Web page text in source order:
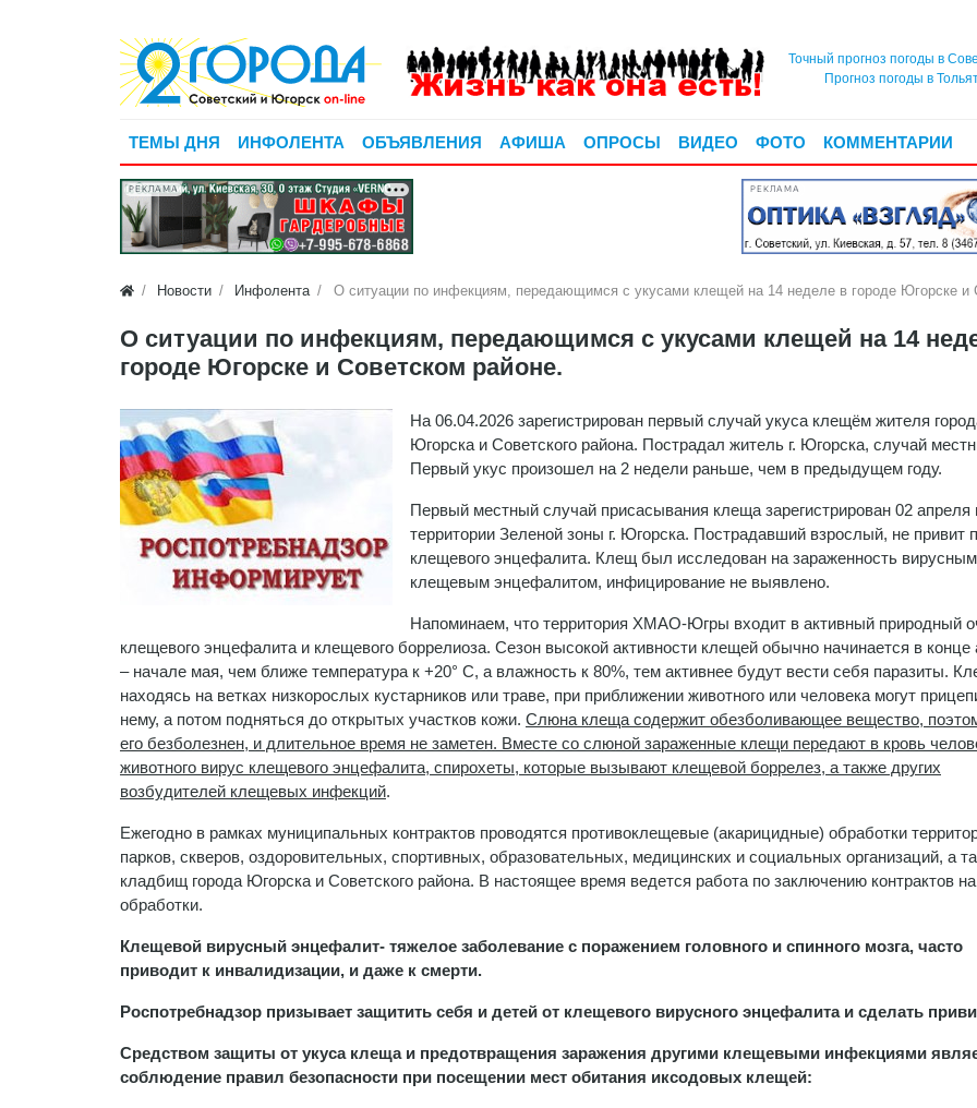
Точный прогноз погоды в
Прогноз погоды в
ТЕМЫ ДНЯ ИНФОЛЕНТА ОБЪЯВЛЕНИЯ АФИША ОПРОСЫ ВИДЕО ФОТО КОММЕНТАРИИ
РЕКЛАМА РЕКЛАМА
Новости Инфолента О ситуации по инфекциям, передающимся с укусами клещей на 14 неделе в городе Югорске и
О ситуации по инфекциям, передающимся с укусами клещей на 14
городе Югорске и Советском районе.
На 06.04.2026 зарегистрирован первый случай укуса клещём жителя
Югорска и Советского района. Пострадал житель г. Югорска, случай
Первый укус произошел на 2 недели раньше, чем в предыдущем году.
Первый местный случай присасывания клеща зарегистрирован 02 апреля
территории Зеленой зоны г. Югорска. Пострадавший взрослый, не привит
клещевого энцефалита. Клещ был исследован на зараженность вирусным
клещевым энцефалитом, инфицирование не выявлено.
Напоминаем, что территория ХМАО-Югры входит в активный природный
клещевого энцефалита и клещевого боррелиоза. Сезон высокой активности клещей обычно начинается в конце
– начале мая, чем ближе температура к +20° C, а влажность к 80%, тем активнее будут вести себя паразиты.
находясь на ветках низкорослых кустарников или траве, при приближении животного или человека могут
нему, а потом подняться до открытых участков кожи. Слюна клеща содержит обезболивающее вещество,
его безболезнен, и длительное время не заметен. Вместе со слюной зараженные клещи передают в кровь
животного вирус клещевого энцефалита, спирохеты, которые вызывают клещевой боррелез, а также других
возбудителей клещевых инфекций.
Ежегодно в рамках муниципальных контрактов проводятся противоклещевые (акарицидные) обработки
парков, скверов, оздоровительных, спортивных, образовательных, медицинских и социальных организаций, а
кладбищ города Югорска и Советского района. В настоящее время ведется работа по заключению контрактов на
обработки.
Клещевой вирусный энцефалит- тяжелое заболевание с поражением головного и спинного мозга, часто
приводит к инвалидизации, и даже к смерти.
Роспотребнадзор призывает защитить себя и детей от клещевого вирусного энцефалита и сделать
Средством защиты от укуса клеща и предотвращения заражения другими клещевыми инфекциями
соблюдение правил безопасности при посещении мест обитания иксодовых клещей: